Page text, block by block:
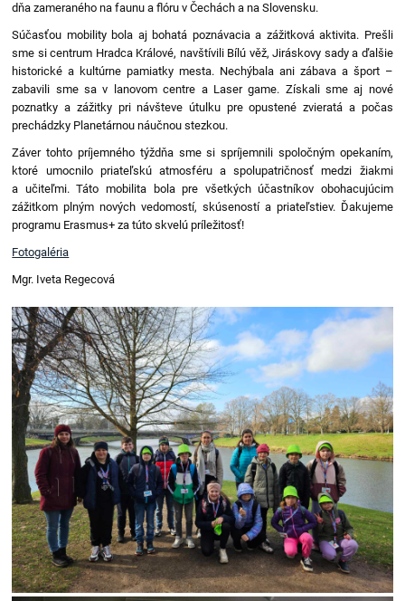
dňa zameraného na faunu a flóru v Čechách a na Slovensku.
Súčasťou mobility bola aj bohatá poznávacia a zážitková aktivita. Prešli
sme si centrum Hradca Králové, navštívili Bílú věž, Jiráskovy sady a ďalšie
historické a kultúrne pamiatky mesta. Nechýbala ani zábava a šport –
zabavili sme sa v lanovom centre a Laser game. Získali sme aj nové
poznatky a zážitky pri návšteve útulku pre opustené zvieratá a počas
prechádzky Planetárnou náučnou stezkou.
Záver tohto príjemného týždňa sme si spríjemnili spoločným opekaním,
ktoré umocnilo priateľskú atmosféru a spolupatričnosť medzi žiakmi
a učiteľmi. Táto mobilita bola pre všetkých účastníkov obohacujúcim
zážitkom plným nových vedomostí, skúseností a priateľstiev. Ďakujeme
programu Erasmus+ za túto skvelú príležitosť!
Fotogaléria
Mgr. Iveta Regecová